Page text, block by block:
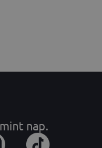
nap.